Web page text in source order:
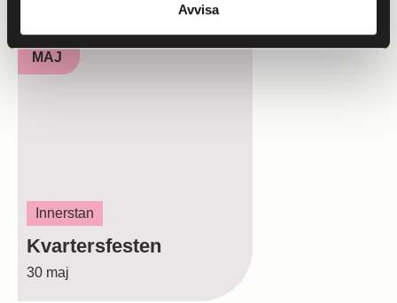
Avvisa
30
MAJ
Innerstan
Kvartersfesten
30 maj